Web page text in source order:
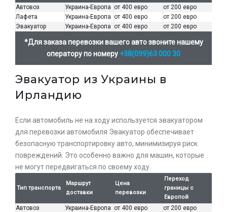
Автовоз Украина-Европа от 400 евро
от 200 евро
Лафета
Украина-Европа от 400 евро
от 200 евро
Эвакуатор
Украина-Европа от 400 евро от 200 евро
*Для заказа перевозки вашего авто звоните нашему
оператору по номеру +38(099)63 000 30
Эвакуатор из Украины в
Ирландию
Если автомобиль не на ходу используется эвакуатором
для перевозки автомобиля Эвакуатор обеспечивает
безопасную транспортировку авто, минимизируя риск
повреждений. Это особенно важно для машин, которые
не могут передвигаться по своему ходу.
Тип транспорта
Маршрут
доставки
Цена
перевозки
Переход
границы с
Европой
Автовоз Украина-Европа от 400 евро
от 200 евро